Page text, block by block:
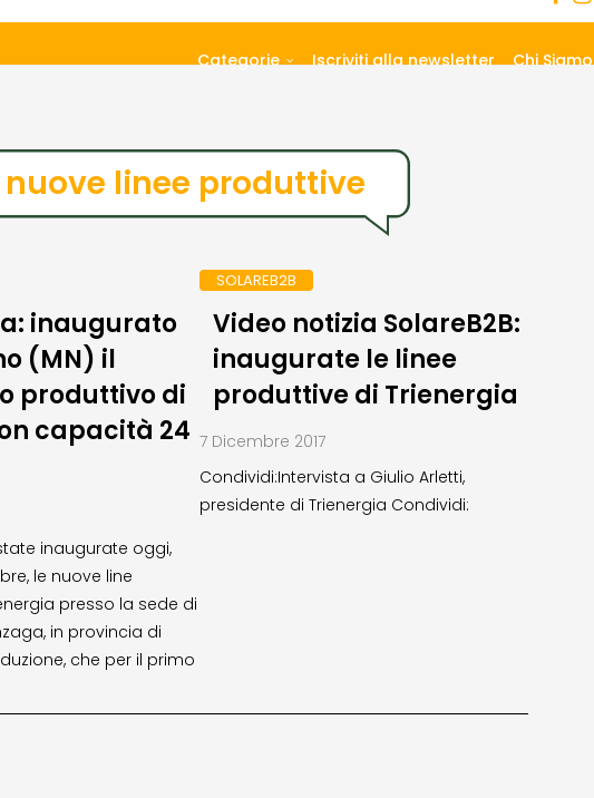
Categorie Iscriviti alla newsletter Chi Siamo
nuove linee produttive
inaugurato
(MN) il
produttivo di
capacità 24
inaugurate oggi,
le nuove line
presso la sede di
in provincia di
che per il primo
SOLAREB2B
Video notizia SolareB2B:
inaugurate le linee
produttive di Trienergia
7 Dicembre 2017
Condividi:Intervista a Giulio Arletti,
presidente di Trienergia Condividi: